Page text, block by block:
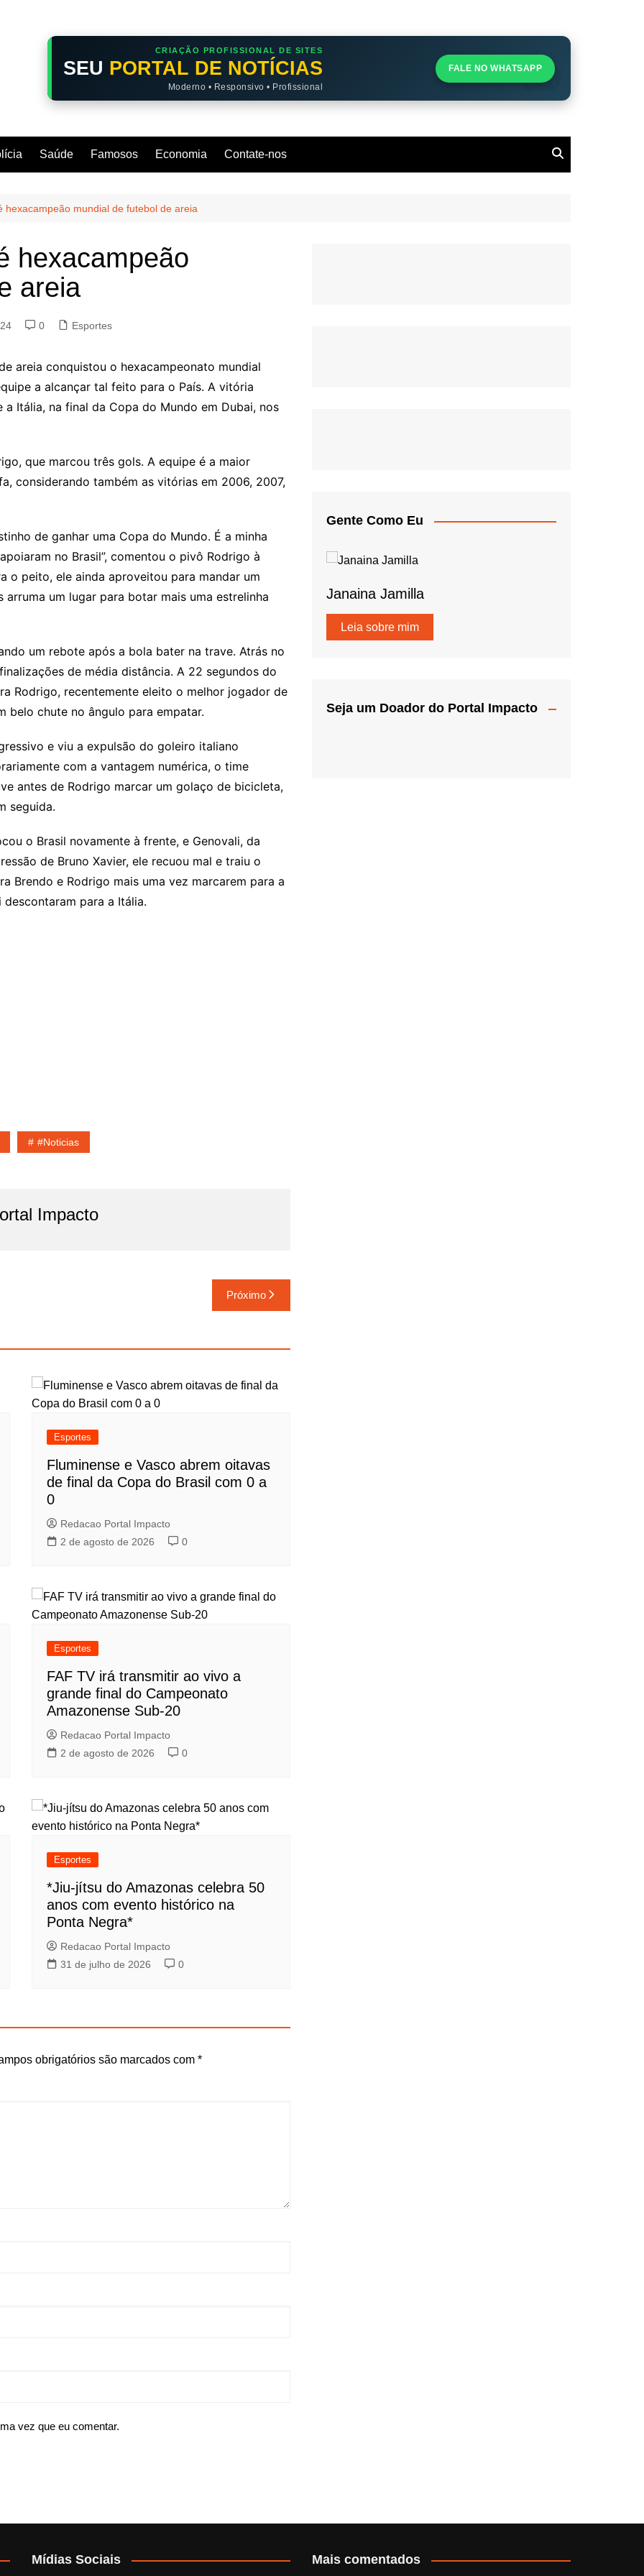
CRIAÇÃO PROFISSIONAL DE SITES
SEU PORTAL DE NOTÍCIAS
Moderno • Responsivo • Profissional
FALE NO WHATSAPP
Saúde Famosos Economia Contate-nos
hexacampeão mundial de futebol de areia
hexacampeão
areia
0 Esportes
areia conquistou o hexacampeonato mundial
a alcançar tal feito para o País. A vitória
Itália, na final da Copa do Mundo em Dubai, nos
que marcou três gols. A equipe é a maior
considerando também as vitórias em 2006, 2007,
de ganhar uma Copa do Mundo. É a minha
no Brasil”, comentou o pivô Rodrigo à
o peito, ele ainda aproveitou para mandar um
arruma um lugar para botar mais uma estrelinha
um rebote após a bola bater na trave. Atrás no
de média distância. A 22 segundos do
Rodrigo, recentemente eleito o melhor jogador de
belo chute no ângulo para empatar.
e viu a expulsão do goleiro italiano
com a vantagem numérica, o time
antes de Rodrigo marcar um golaço de bicicleta,
seguida.
o Brasil novamente à frente, e Genovali, da
de Bruno Xavier, ele recuou mal e traiu o
Brendo e Rodrigo mais uma vez marcarem para a
para a Itália.
#noticias
Impacto
Próximo
Esportes
Fluminense e Vasco abrem oitavas
de final da Copa do Brasil com 0 a
0
Redacao Portal Impacto
2 de agosto de 2026
0
Esportes
FAF TV irá transmitir ao vivo a
grande final do Campeonato
Amazonense Sub-20
Redacao Portal Impacto
2 de agosto de 2026
0
Esportes
*Jiu-jítsu do Amazonas celebra 50
anos com evento histórico na
Ponta Negra*
Redacao Portal Impacto
31 de julho de 2026
0
obrigatórios são marcados com *
vez que eu comentar.
Gente Como Eu
Janaina Jamilla
Leia sobre mim
Seja um Doador do Portal Impacto
Mídias Sociais Mais comentados